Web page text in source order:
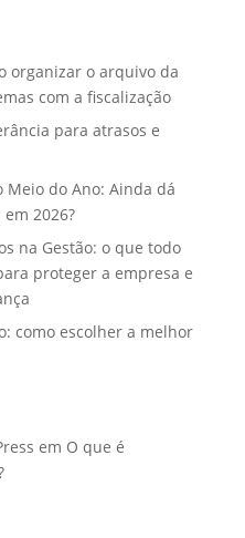
organizar o arquivo da
com a fiscalização
para atrasos e
do Ano: Ainda dá
2026?
na Gestão: o que todo
proteger a empresa e
como escolher a melhor
em O que é